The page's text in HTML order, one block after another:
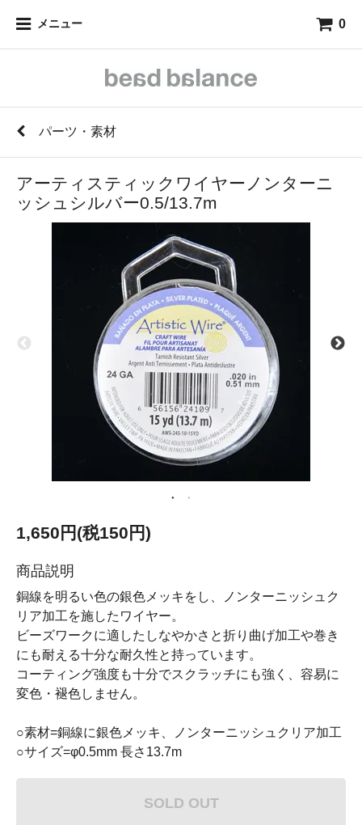
メニュー 0
パーツ・素材
アーティスティックワイヤーノンターニ
ッシュシルバー0.5/13.7m
1,650円(税150円)
商品説明
銅線を明るい色の銀色メッキをし、ノンターニッシュク
リア加工を施したワイヤー。
ビーズワークに適したしなやかさと折り曲げ加工や巻き
にも耐える十分な耐久性と持っています。
コーティング強度も十分でスクラッチにも強く、容易に
変色・褪色しません。
○素材=銅線に銀色メッキ、ノンターニッシュクリア加工
○サイズ=φ0.5mm 長さ13.7m
SOLD OUT